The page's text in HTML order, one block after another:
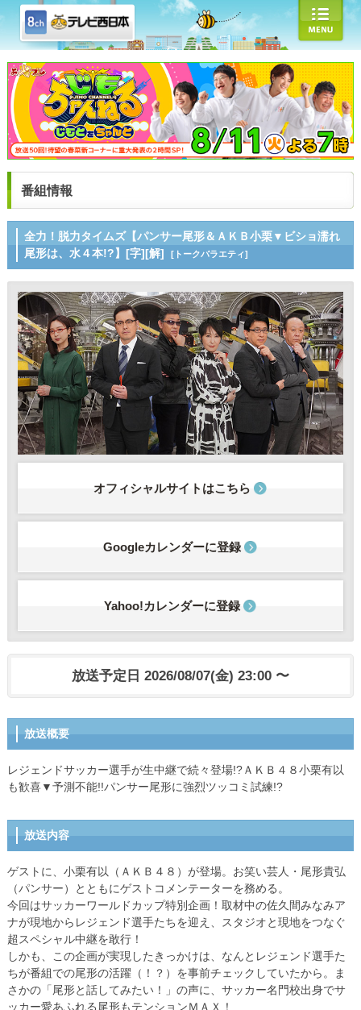
番組情報
全力！脱力タイムズ【パンサー尾形＆ＡＫＢ小栗▼ビショ濡れ
尾形は、水４本!?】[字][解]
[トークバラエティ]
オフィシャルサイトはこちら
Googleカレンダーに登録
Yahoo!カレンダーに登録
放送予定日 2026/08/07(金) 23:00 〜
放送概要
レジェンドサッカー選手が生中継で続々登場!?ＡＫＢ４８小栗有以
も歓喜▼予測不能!!パンサー尾形に強烈ツッコミ試練!?
放送内容
ゲストに、小栗有以（ＡＫＢ４８）が登場。お笑い芸人・尾形貴弘
（パンサー）とともにゲストコメンテーターを務める。
今回はサッカーワールドカップ特別企画！取材中の佐久間みなみア
ナが現地からレジェンド選手たちを迎え、スタジオと現地をつなぐ
超スペシャル中継を敢行！
しかも、この企画が実現したきっかけは、なんとレジェンド選手た
ちが番組での尾形の活躍（！？）を事前チェックしていたから。ま
さかの「尾形と話してみたい！」の声に、サッカー名門校出身でサ
ッカー愛あふれる尾形もテンションＭＡＸ！